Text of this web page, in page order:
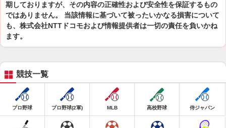
期しておりますが、その内容の正確性および安全性を保証するもの
ではありません。 当該情報に基づいて被ったいかなる損害について
も、株式会社NTTドコモおよび情報提供者は一切の責任を負いかね
ます。
競技一覧
プロ野球 プロ野球(2軍) MLB 高校野球 侍ジャパン